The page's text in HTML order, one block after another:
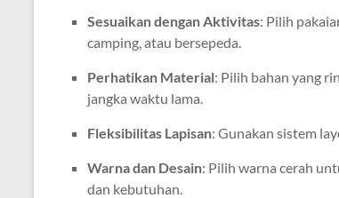
Sesuaikan dengan Aktivitas: Pilih
camping, atau bersepeda.
Perhatikan Material: Pilih bahan yang
jangka waktu lama.
Fleksibilitas Lapisan: Gunakan sistem
Warna dan Desain: Pilih warna cerah
dan kebutuhan.